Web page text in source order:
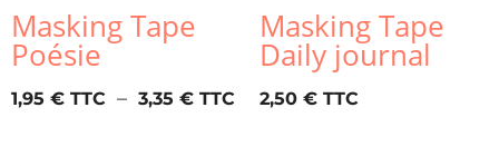
Masking Tape
Poésie
1,95 € – 3,35 €
Plage
Masking Tape
Daily journal
2,50 €